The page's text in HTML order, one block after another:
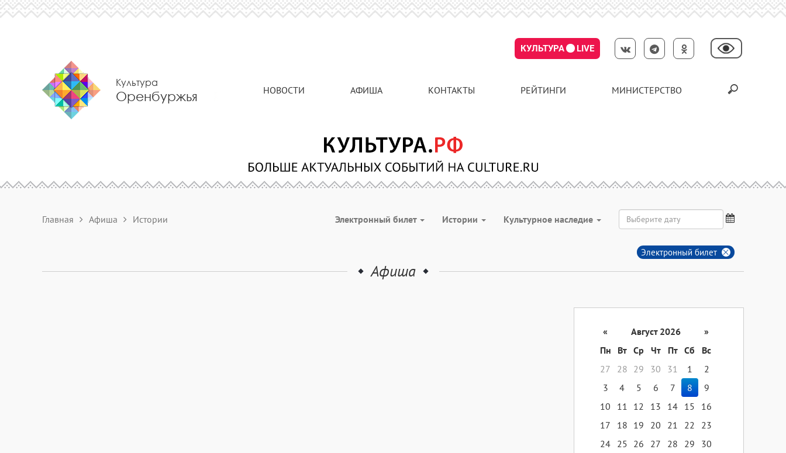
КУЛЬТУРА LIVE
Культура
Оренбуржья НОВОСТИ АФИША КОНТАКТЫ РЕЙТИНГИ МИНИСТЕРСТВО
Главная Афиша Истории Электронный билет Истории Культурное наследие
Электронный билет
Афиша
« Август 2026
»
Пн
Вт Ср Чт Пт Сб
Вс
27
28 29 30 31 1
2
3
4 5 6 7 8
9
10
11 12 13 14 15
16
17
18 19 20 21 22
23
24 25 26 27 28 29
30